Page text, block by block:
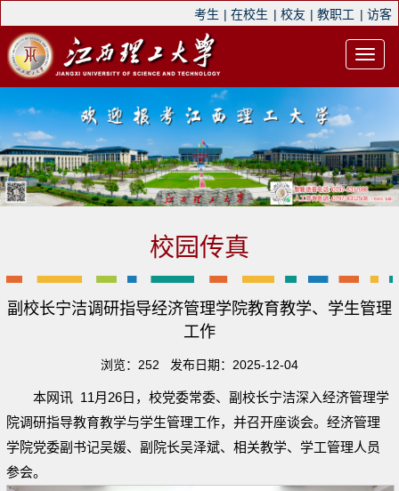
考生 | 在校生 | 校友 | 教职工 | 访客
校园传真
副校长宁洁调研指导经济管理学院教育教学、学生管理
工作
浏览： 252 发布日期：2025-12-04
本网讯 11月26日，校党委常委、副校长宁洁深入经济管理学
院调研指导教育教学与学生管理工作，并召开座谈会。经济管理
学院党委副书记吴媛、副院长吴泽斌、相关教学、学工管理人员
参会。